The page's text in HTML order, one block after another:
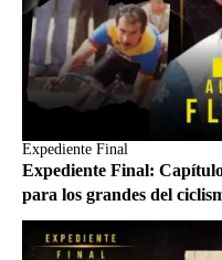
Expediente Final
Expediente Final:
para los grandes del